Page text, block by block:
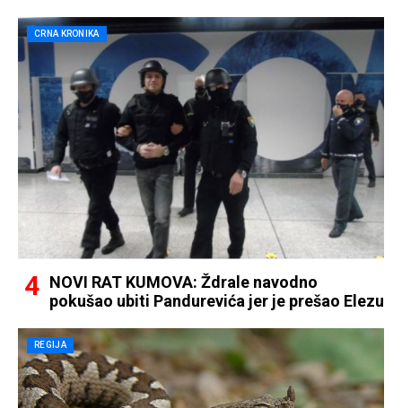
CRNA KRONIKA
NOVI RAT KUMOVA: Ždrale navodno
pokušao ubiti Pandurevića jer je prešao Elezu
REGIJA